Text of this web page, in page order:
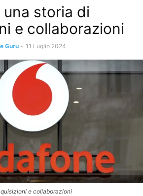
storia di
e collaborazioni
Guru - 11 Luglio 2024
e collaborazioni